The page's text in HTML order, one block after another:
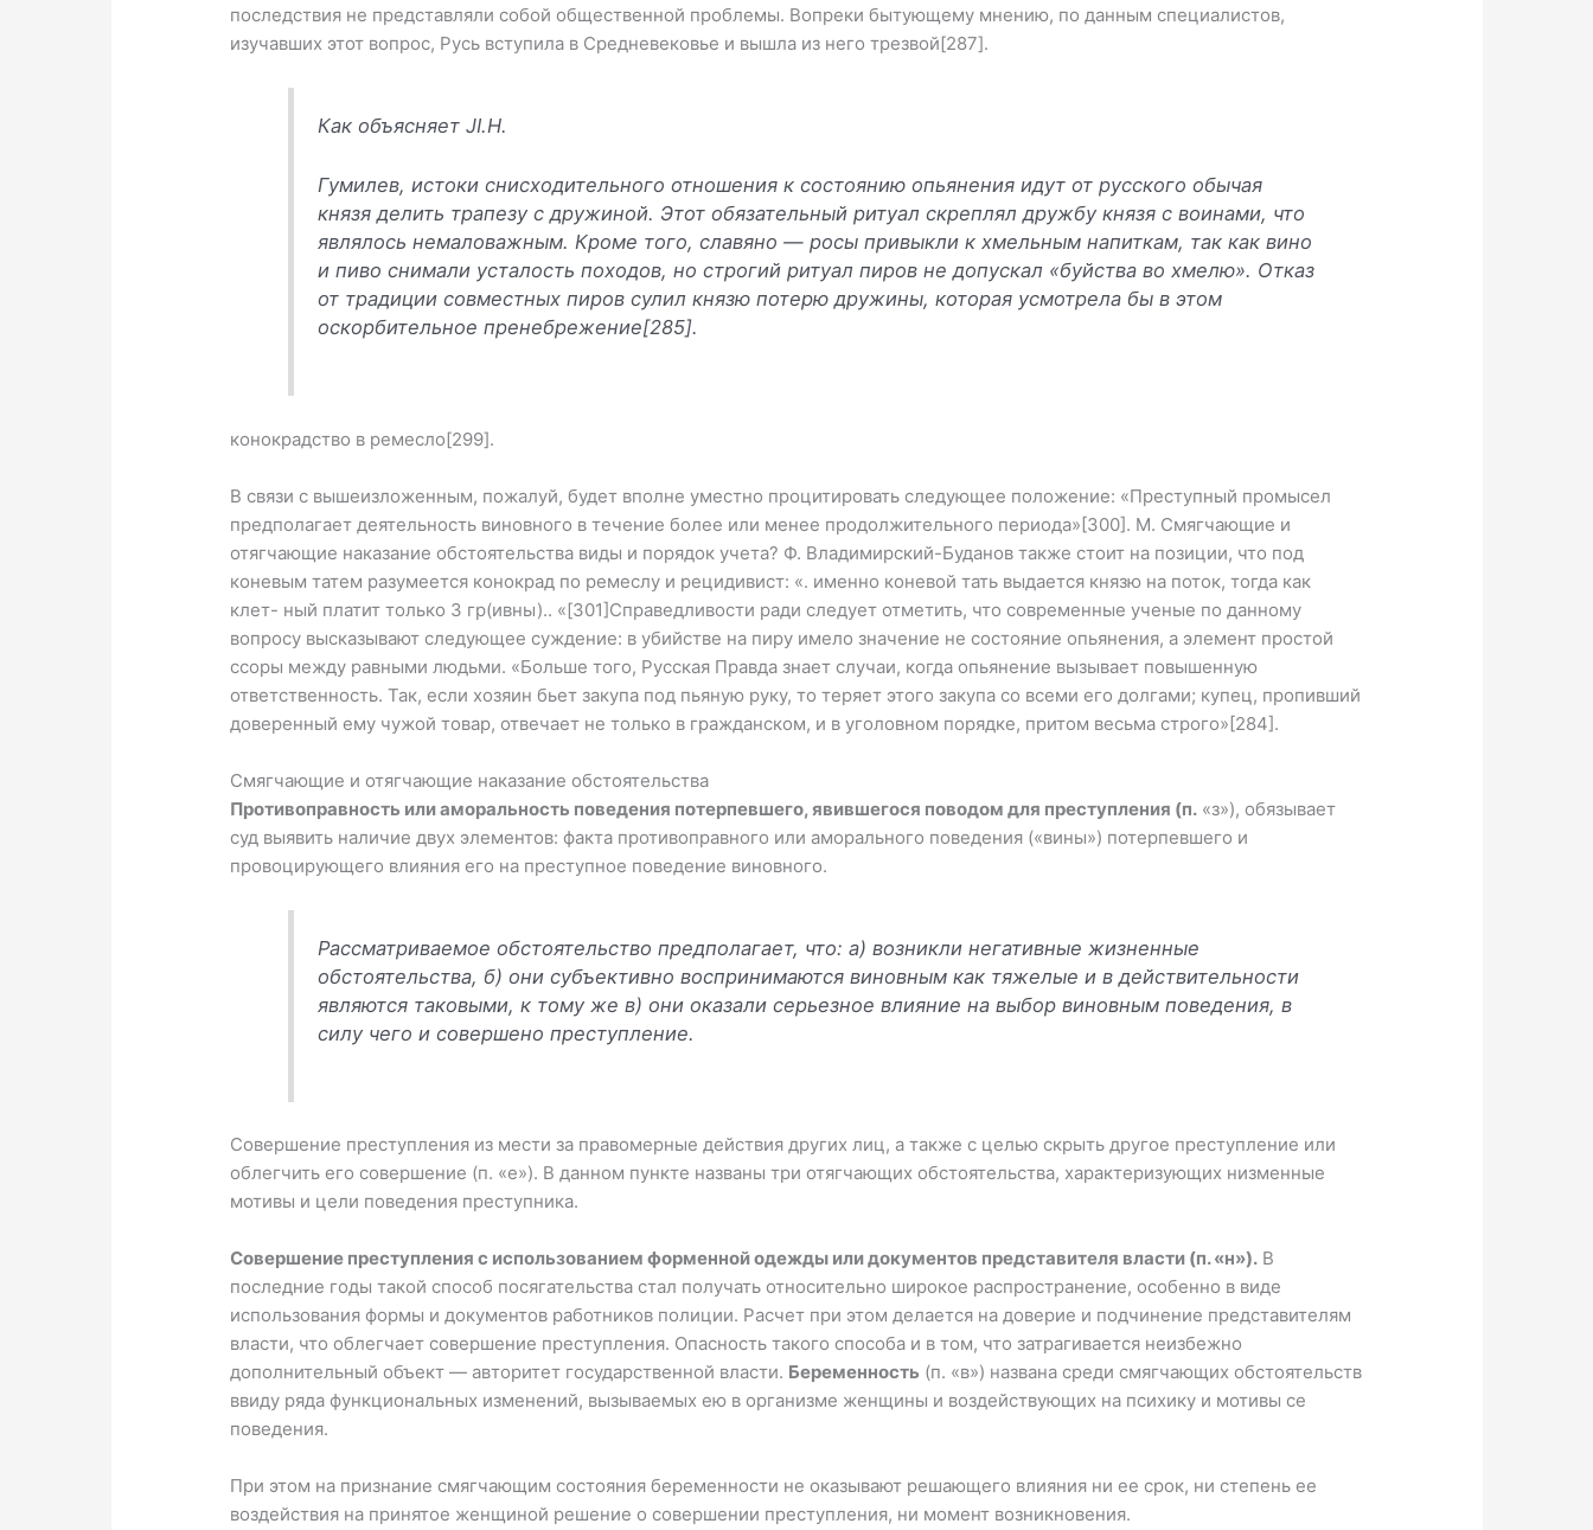
последствия не представ­ляли собой общественной проблемы. Вопреки бытующему мнению, по данным специалистов,
изучавших этот вопрос, Русь вступила в Средневековье и вышла из него трезвой[287].
Как объясняет JI.H.
Гумилев, истоки снисходительного отно­шения к состоянию опьянения идут от русского обычая
князя де­лить трапезу с дружиной. Этот обязательный ритуал скреплял дружбу князя с воинами, что
являлось немаловажным. Кроме того, славяно — росы привыкли к хмельным напиткам, так как вино
и пиво снимали усталость походов, но строгий ритуал пиров не допускал «буйства во хмелю». Отказ
от традиции совместных пиров сулил князю потерю дружины, которая усмотрела бы в этом
оскорбитель­ное пренебрежение[285].
конокрадство в ремесло[299].
B связи с вышеизложенным, пожалуй, бу­дет вполне уместно процитировать следующее положение: «Пре­ступный промысел
предполагает деятельность виновного в течение более или менее продолжительного периода»[300]. М. Смягчающие и
отягчающие наказание обстоятельства виды и порядок учета? Ф. Владимирский-Буданов также стоит на позиции, что под
коневым татем разумеется конокрад по ремеслу и рецидивист: «. именно коневой тать выдается князю на поток, тогда как
клет- ный платит только 3 гр(ивны).. «[301]Справедливости ради следует отметить, что современные ученые по данному
вопросу высказывают следующее суждение: в убийстве на пиру имело значение не состояние опьянения, а эле­мент простой
ссоры между равными людьми. «Больше того, Рус­ская Правда знает случаи, когда опьянение вызывает повышенную
ответственность. Так, если хозяин бьет закупа под пьяную руку, то теряет этого закупа со всеми его долгами; купец, пропивший
дове­ренный ему чужой товар, отвечает не только в гражданском, и в уголовном порядке, притом весьма строго»[284].
Смягчающие и отягчающие наказание обстоятельства
Противоправность или аморальность поведения потерпевшего, явившегося поводом для преступления (п.«з»), обязывает
суд выявить наличие двух элементов: факта противоправного или аморального поведения («вины») потерпевшего и
провоцирующего влияния его на преступное поведение виновного.
Рассматриваемое обстоятельство предполагает, что: а) возникли негативные жизненные
обстоятельства, б) они субъективно воспринимаются виновным как тяжелые и в действительности
являются таковыми, к тому же в) они оказали серьезное влияние на выбор виновным поведения, в
силу чего и совершено преступление.
Совершение преступления из мести за правомерные действия других лиц, а также с целью скрыть другое преступление или
облегчить его совершение (п. «е»). В данном пункте названы три отягчающих обстоятельства, характеризующих низменные
мотивы и цели поведения преступника.
Совершение преступления с использованием форменной одежды или документов представителя власти (п. «н»).В
последние годы такой способ посягательства стал получать относительно широкое распространение, особенно в виде
использования формы и документов работников полиции. Расчет при этом делается на доверие и подчинение представителям
власти, что облегчает совершение преступления. Опасность такого способа и в том, что затрагивается неизбежно
дополнительный объект — авторитет государственной власти. Беременность (п. «в») названа среди смягчающих обстоятельств
ввиду ряда функциональных изменений, вызываемых ею в организме женщины и воздействующих на психику и мотивы се
поведения.
При этом на признание смягчающим состояния беременности не оказывают решающего влияния ни ее срок, ни степень ее
воздействия на принятое женщиной решение о совершении преступления, ни момент возникновения.